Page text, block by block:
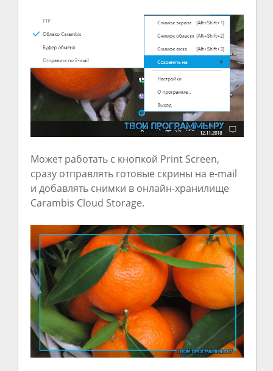
Может работать с кнопкой Print Screen,
сразу отправлять готовые скрины на e-mail
и добавлять снимки в онлайн-хранилище
Carambis Cloud Storage.